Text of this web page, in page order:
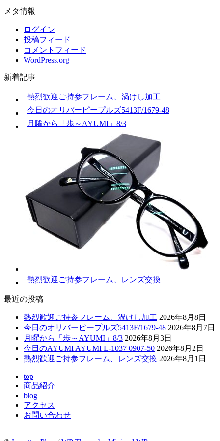
メタ情報
ログイン
投稿フィード
コメントフィード
WordPress.org
新着記事
熱烈歓迎ご持参フレーム、渦けし加工
今日のオリバーピープルズ5413F/1679-48
月曜から「歩～AYUMI」8/3
熱烈歓迎ご持参フレーム、レンズ交換
最近の投稿
熱烈歓迎ご持参フレーム、渦けし加工 2026年8月8日
今日のオリバーピープルズ5413F/1679-48 2026年8月7日
月曜から「歩～AYUMI」8/3 2026年8月3日
今日のAYUMI AYUMI L-1037 0907-50 2026年8月2日
熱烈歓迎ご持参フレーム、レンズ交換 2026年8月1日
top
商品紹介
blog
アクセス
お問い合わせ